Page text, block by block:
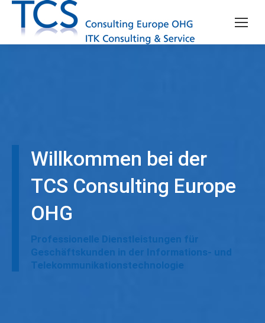
Willkommen bei der
TCS Consulting Europe
OHG
Professionelle Dienstleistungen für
Geschäftskunden in der Informations- und
Telekommunikationstechnologie